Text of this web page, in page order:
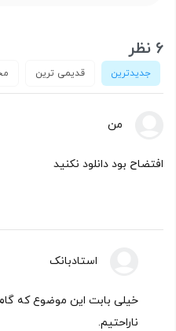
6 نظر
جدیدترین قدیمی ترین
من
افتضاح بود دانلود نکنید
استادبانک
خیلی بابت این موضوع که
ناراحتیم.